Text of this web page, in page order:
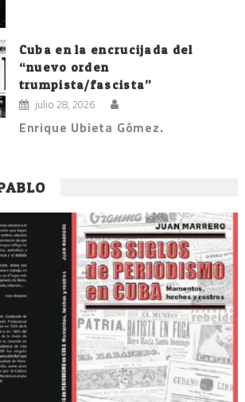
Cuba en la encrucijada del
“nuevo orden
trumpista/fascista”
julio 28, 2026
Enrique Ubieta Gómez.